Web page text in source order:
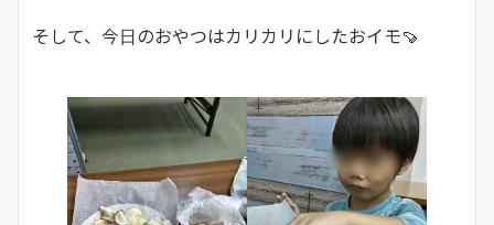
そして、今日のおやつはカリカリにしたおイモ🍠